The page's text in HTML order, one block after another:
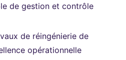
de gestion et contrôle
de réingénierie de
opérationnelle